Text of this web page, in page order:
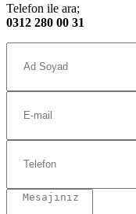
Telefon ile ara;
0312 280 00 31